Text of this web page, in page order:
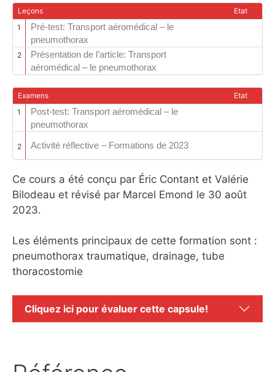
Leçons
Etat
1
Pré-test: Transport aéromédical – le
pneumothorax
2
Présentation de l’article: Transport
aéromédical – le pneumothorax
Examens
Etat
1
Post-test: Transport aéromédical – le
pneumothorax
2 Activité réflective – Formations de 2023
Ce cours a été conçu par Éric Contant et Valérie
Bilodeau et révisé par Marcel Emond le 30 août
2023.
Les éléments principaux de cette formation sont :
pneumothorax traumatique, drainage, tube
thoracostomie
Cliquez ici pour évaluer cette capsule!